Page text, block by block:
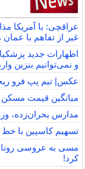
عراقچی: با آمریکا
غیر از تفاهم با
اظهارات جدید
و نمی‌توانیم بنزین
عکس| تیم پپ فرو
میانگین قیمت مسکن
مدارس بحران‌زده،
تسهیم کاسپین با
مسی به عروسی
کرد!